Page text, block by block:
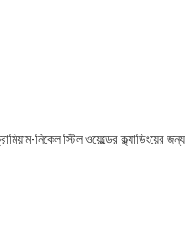
নিকেল স্টিল ওয়েল্ডের ক্ল্যাডিংয়ের